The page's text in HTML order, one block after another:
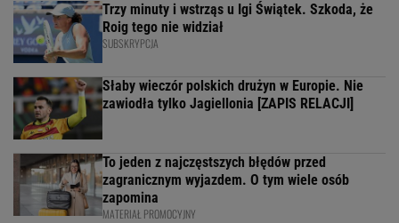
Trzy minuty i wstrząs u Igi Świątek. Szkoda, że
Roig tego nie widział
SUBSKRYPCJA
Słaby wieczór polskich drużyn w Europie. Nie
zawiodła tylko Jagiellonia [ZAPIS RELACJI]
To jeden z najczęstszych błędów przed
zagranicznym wyjazdem. O tym wiele osób
zapomina
MATERIAŁ PROMOCYJNY